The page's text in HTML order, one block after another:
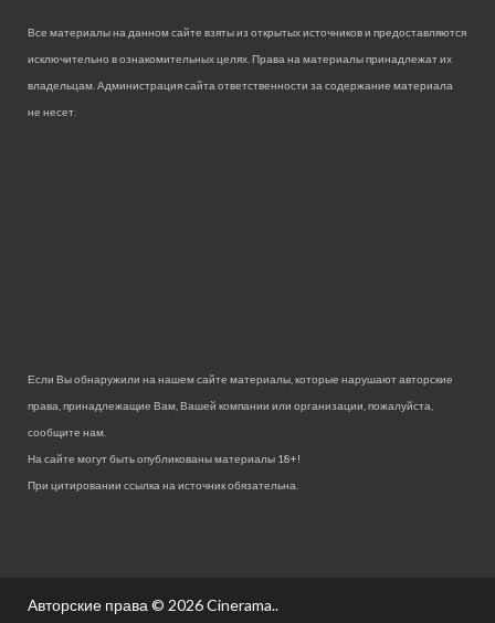
Все материалы на данном сайте взяты из открытых источников и предоставляются
исключительно в ознакомительных целях. Права на материалы принадлежат их
владельцам. Администрация сайта ответственности за содержание материала
не несет.
Если Вы обнаружили на нашем сайте материалы, которые нарушают авторские
права, принадлежащие Вам, Вашей компании или организации, пожалуйста,
сообщите нам.
На сайте могут быть опубликованы материалы 18+!
При цитировании ссылка на источник обязательна.
Авторские права © 2026Cinerama..